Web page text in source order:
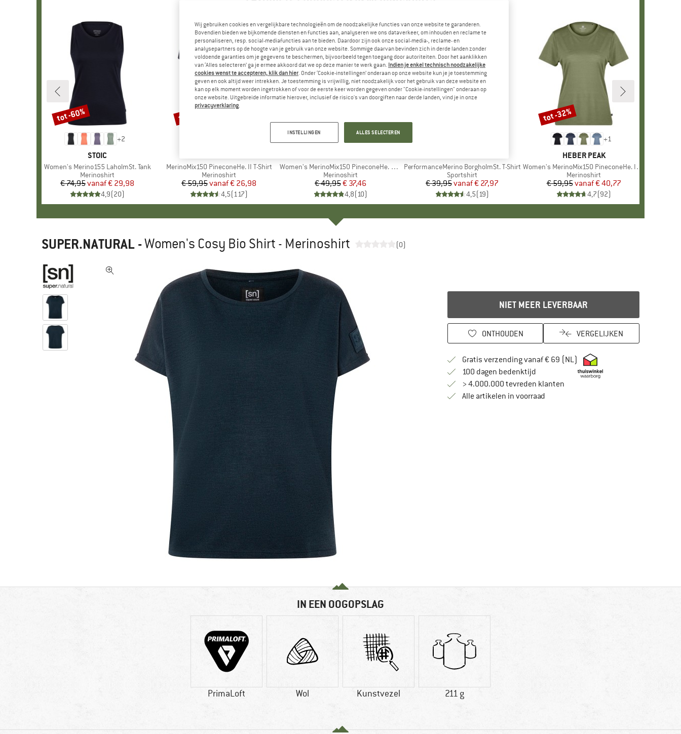
+2
MERK
STOIC
Artikel
Women's Merino155 LaholmSt. Tank
Productgroep
Merinoshirt
Prijs
€ 74,95 Verlaagde prijs
vanaf€ 29,98
4,9(20)
Korting
tot -60%
Artikel
MerinoMix150 PineconeHe. II T-Shirt
Productgroep
Merinoshirt
Prijs
€ 59,95 Verlaagde prijs
vanaf€ 26,98
4,5(117)
Korting
tot -55%
Artikel
Women's MerinoMix150 PineconeHe. Loose Tank
Productgroep
Merinoshirt
Prijs
€ 49,95Verlaagde prijs
€ 37,46
4,8(10)
Artikel
PerformanceMerino BorgholmSt. T-Shirt
Productgroep
Sportshirt
Prijs
€ 39,95 Verlaagde prijs
vanaf€ 27,97
4,5(19)
+1
MERK
HEBER PEAK
Artikel
Women's MerinoMix150 PineconeHe. II T-Shirt
Productgroep
Merinoshirt
Prijs
€ 59,95 Verlaagde prijs
vanaf€ 40,77
4,7(92)
Korting
tot -32%
SUPER.NATURAL -Women's Cosy Bio Shirt - Merinoshirt (0)
NIET MEER LEVERBAAR
ONTHOUDEN VERGELIJKEN
Gratis verzending vanaf € 69 (NL) Vind hier de
100 dagen bedenktijdVind de betalingsinformatie hier! Opent in
> 4.000.000 tevreden klanten
Alle artikelen in voorraad
IN EEN OOGOPSLAG
PrimaLoft Wol Kunstvezel 211 g
Wij gebruiken cookies en vergelijkbare technologieën om de noodzakelijke functies van onze website te garanderen.
Bovendien bieden we bijkomende diensten en functies aan, analyseren we ons dataverkeer, om inhouden en reclame te
personaliseren, resp. social-mediafuncties aan te bieden. Daardoor zijn ook onze social-media-, reclame- en
analysepartners op de hoogte van je gebruik van onze website. Sommige daarvan bevinden zich in derde landen zonder
voldoende garanties om je gegevens te beschermen, bijvoorbeeld tegen toegang door autoriteiten. Door het aanklikken
van ‘Alles selecteren’ ga je ermee akkoord dat we op deze manier te werk gaan. Indien je enkel technisch noodzakelijke
cookies wenst te accepteren, klik dan hier. Onder ‘Cookie-instellingen’ onderaan op onze website kun je je toestemming
geven en ook altijd weer intrekken. Je toestemming is vrijwillig, niet noodzakelijk voor het gebruik van deze website en
kan op elk moment worden ingetrokken of voor de eerste keer worden gegeven onder "Cookie-instellingen" onderaan op
onze website. Uitgebreide informatie hierover, inclusief de risico's van doorgiften naar derde landen, vind je in onze
privacyverklaring.
INSTELLINGEN ALLES SELECTEREN